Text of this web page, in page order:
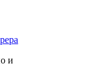
и